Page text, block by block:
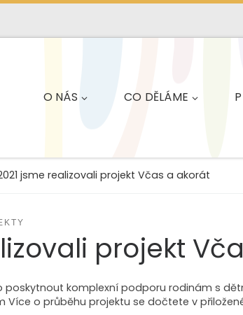
O NÁS CO DĚLÁME
jsme realizovali projekt Včas a akorát
projekt
komplexní podporu rodinám s
o průběhu projektu se dočtete v